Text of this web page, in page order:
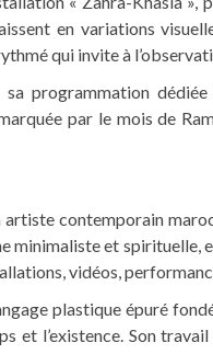
en variations
qui invite à
programmation
par le mois de
artiste contemporain
minimaliste et spirituelle,
vidéos,
plastique épuré
et l’existence. Son